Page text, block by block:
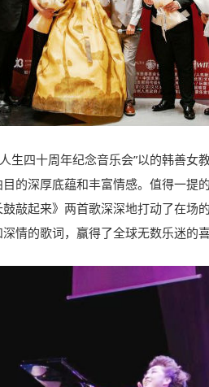
生四十周年纪念音乐会”以的韩善女
的深厚底蕴和丰富情感。值得一提
敲起来》两首歌深深地打动了在场
情的歌词，赢得了全球无数乐迷的